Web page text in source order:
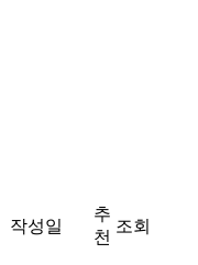
작성일
추
천
조회